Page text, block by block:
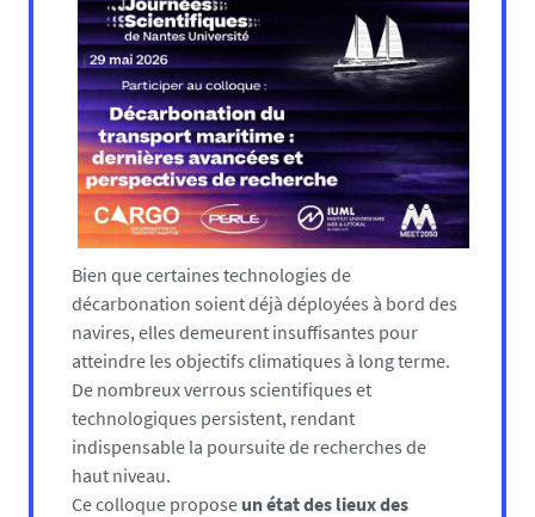
Bien que certaines technologies de
décarbonation soient déjà déployées à bord des
navires, elles demeurent insuffisantes pour
atteindre les objectifs climatiques à long terme.
De nombreux verrous scientifiques et
technologiques persistent, rendant
indispensable la poursuite de recherches de
haut niveau.
Ce colloque propose un état des lieux des